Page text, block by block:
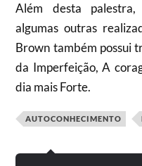
Além desta
algumas outras
Brown também possui
da Imperfeição, A
dia mais Forte.
AUTOCONHECIMENTO